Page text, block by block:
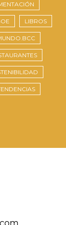
LIBROS